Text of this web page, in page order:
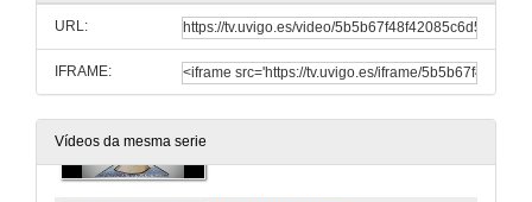
URL:
IFRAME:
Vídeos da mesma serie
30 de abr. de 2018